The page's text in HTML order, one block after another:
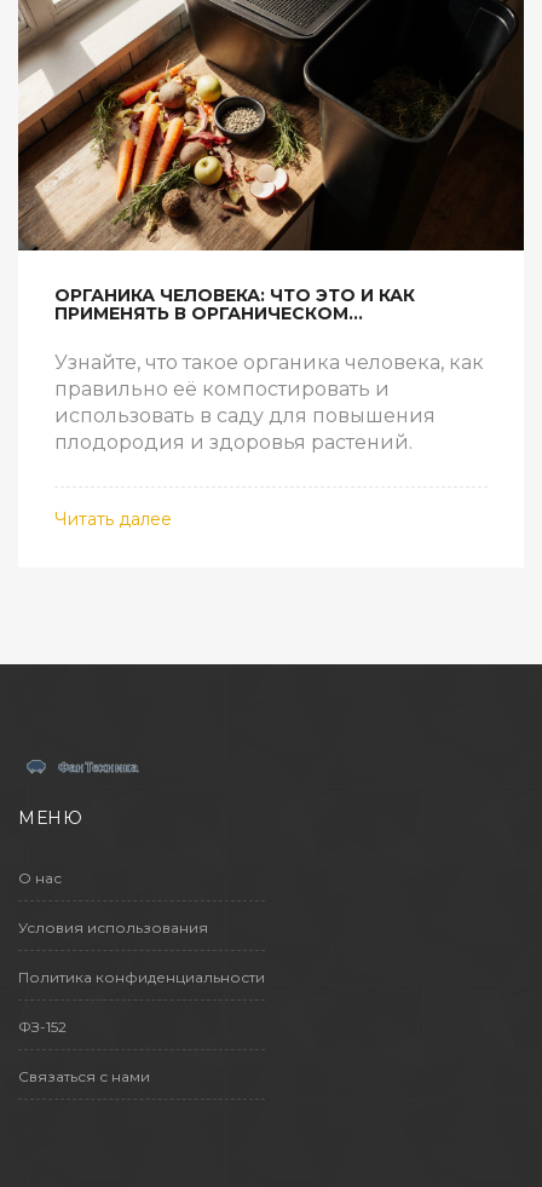
ОРГАНИКА ЧЕЛОВЕКА: ЧТО ЭТО И КАК
ПРИМЕНЯТЬ В ОРГАНИЧЕСКОМ
Узнайте, что такое органика человека, как
правильно её компостировать и
использовать в саду для повышения
плодородия и здоровья растений.
Читать далее
МЕНЮ
О нас
Условия использования
Политика конфиденциальности
ФЗ-152
Связаться с нами